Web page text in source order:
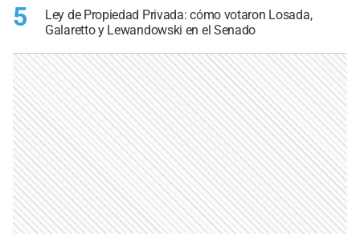
5
Ley de Propiedad Privada: cómo votaron Losada,
Galaretto y Lewandowski en el Senado